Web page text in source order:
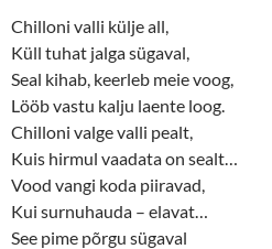
Chilloni valli külje all,
Küll tuhat jalga sügaval,
Seal kihab, keerleb meie voog,
Lööb vastu kalju laente loog.
Chilloni valge valli pealt,
Kuis hirmul vaadata on sealt…
Vood vangi koda piiravad,
Kui surnuhauda – elavat…
See pime põrgu sügaval